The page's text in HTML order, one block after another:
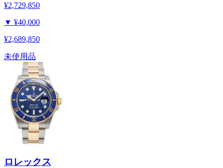
¥2,729,850
▼ ¥40,000
¥2,689,850
未使用品
ロレックス